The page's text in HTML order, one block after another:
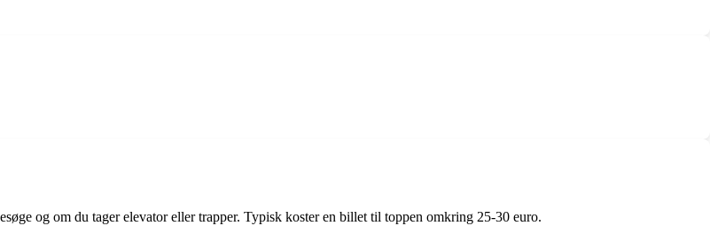
og om du tager elevator eller trapper. Typisk koster en billet til toppen omkring 25-30 euro.